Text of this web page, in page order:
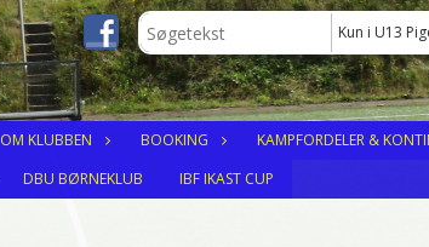
Kun i U13
OM KLUBBEN BOOKING
KAMPFORDELER &
DBU BØRNEKLUB IBF IKAST CUP